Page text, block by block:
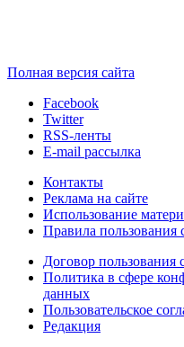
Полная версия сайта
Facebook
Twitter
RSS-ленты
E-mail рассылка
Контакты
Реклама на сайте
Использование
Правила пользования
Договор пользования
Политика в сфере
данных
Пользовательское
Редакция